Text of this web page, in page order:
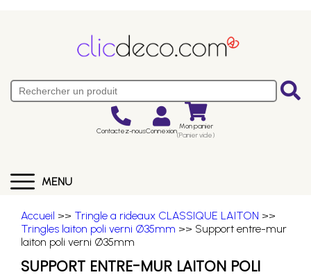
Contactez-nousConnexion Mon panier
(Panier vide)
MENU
Accueil >> Tringle a rideaux CLASSIQUE LAITON >>
Tringles laiton poli verni Ø35mm >> Support entre-mur
laiton poli verni Ø35mm
SUPPORT ENTRE-MUR LAITON POLI